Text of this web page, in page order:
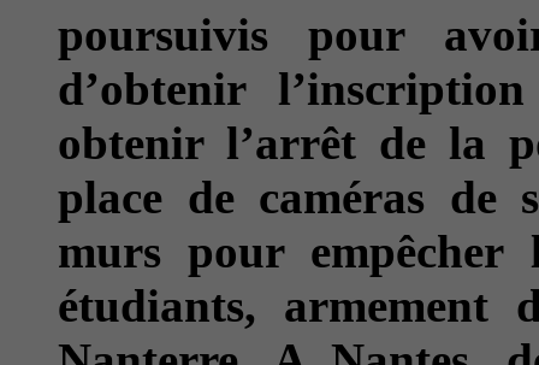
poursuivis pour
d’obtenir
obtenir l’arrêt de la
place de caméras de
murs pour empêcher
étudiants, armement